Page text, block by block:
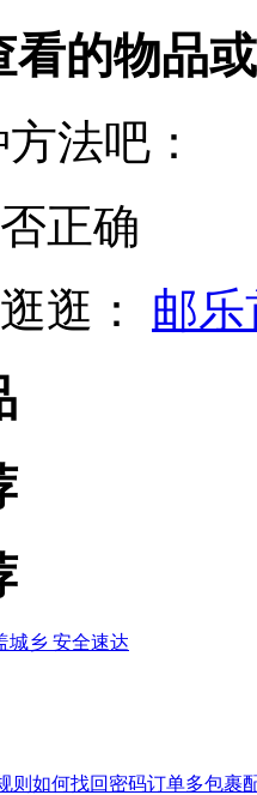
看的物品
法吧：
正确
逛：
邮
城乡 安全速达
则 如何找回密码订单多包裹